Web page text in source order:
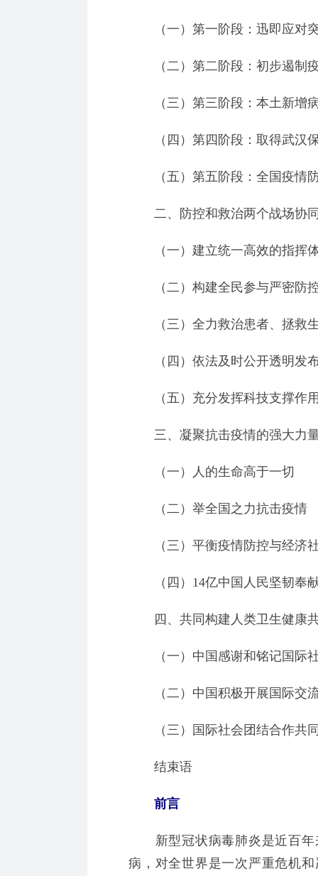
（一）第一阶段：迅即应对
（二）第二阶段：初步遏制
（三）第三阶段：本土新增病
（四）第四阶段：取得武汉保
（五）第五阶段：全国疫情
二、防控和救治两个战场协
（一）建立统一高效的指挥
（二）构建全民参与严密防
（三）全力救治患者、拯救
（四）依法及时公开透明发
（五）充分发挥科技支撑作
三、凝聚抗击疫情的强大力
（一）人的生命高于一切
（二）举全国之力抗击疫情
（三）平衡疫情防控与经济
（四）14亿中国人民坚韧奉
四、共同构建人类卫生健康
（一）中国感谢和铭记国际
（二）中国积极开展国际交
（三）国际社会团结合作共
结束语
前言
新型冠状病毒肺炎是近百年
病，对全世界是一次严重危机